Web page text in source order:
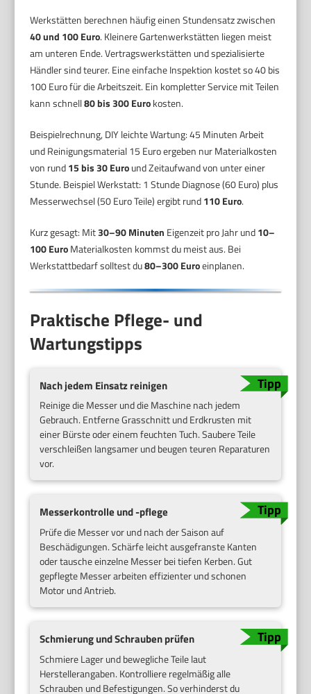
Werkstätten berechnen häufig einen Stundensatz zwischen
40 und 100 Euro. Kleinere Gartenwerkstätten liegen meist
am unteren Ende. Vertragswerkstätten und spezialisierte
Händler sind teurer. Eine einfache Inspektion kostet so 40 bis
100 Euro für die Arbeitszeit. Ein kompletter Service mit Teilen
kann schnell80 bis 300 Eurokosten.
Beispielrechnung, DIY leichte Wartung: 45 Minuten Arbeit
und Reinigungsmaterial 15 Euro ergeben nur Materialkosten
von rund15 bis 30 Euround Zeitaufwand von unter einer
Stunde. Beispiel Werkstatt: 1 Stunde Diagnose (60 Euro) plus
Messerwechsel (50 Euro Teile) ergibt rund110 Euro.
Kurz gesagt: Mit30–90 Minuten Eigenzeit pro Jahr und10–
100 EuroMaterialkosten kommst du meist aus. Bei
Werkstattbedarf solltest du80–300 Euroeinplanen.
Praktische Pflege- und
Wartungstipps
Nach jedem Einsatz reinigen
Reinige die Messer und die Maschine nach jedem
Gebrauch. Entferne Grasschnitt und Erdkrusten mit
einer Bürste oder einem feuchten Tuch. Saubere Teile
verschleißen langsamer und beugen teuren Reparaturen
vor.
Messerkontrolle und -pflege
Prüfe die Messer vor und nach der Saison auf
Beschädigungen. Schärfe leicht ausgefranste Kanten
oder tausche einzelne Messer bei tiefen Kerben. Gut
gepflegte Messer arbeiten effizienter und schonen
Motor und Antrieb.
Schmierung und Schrauben prüfen
Schmiere Lager und bewegliche Teile laut
Herstellerangaben. Kontrolliere regelmäßig alle
Schrauben und Befestigungen. So verhinderst du